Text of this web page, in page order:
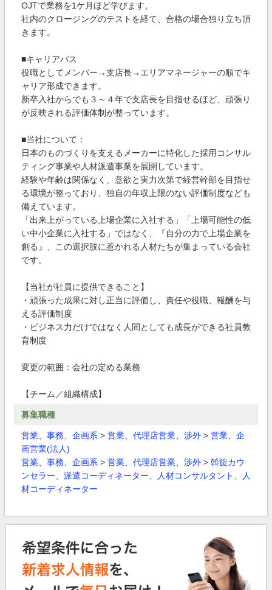
OJTで業務を1ケ月ほど学びます。
社内のクロージングのテストを経て、合格の場合独り立ち頂
きます。
■キャリアパス
役職としてメンバー→支店長→エリアマネージャーの順でキ
ャリア形成できます。
新卒入社からでも３～４年で支店長を目指せるほど、頑張り
が反映される評価体制が整っています。
■当社について：
日本のものづくりを支えるメーカーに特化した採用コンサル
ティング事業や人材派遣事業を展開しています。
経験や年齢は関係なく、意欲と実力次第で経営幹部を目指せ
る環境が整っており、独自の年収上限のない評価制度なども
備えています。
「出来上がっている上場企業に入社する」「上場可能性の低
い中小企業に入社する」ではなく、『自分の力で上場企業を
創る』、この選択肢に惹かれる人材たちが集まっている会社
です。
【当社が社員に提供できること】
・頑張った成果に対し正当に評価し、責任や役職、報酬を与
える評価制度
・ビジネス力だけではなく人間としても成長ができる社員教
育制度
変更の範囲：会社の定める業務
【チーム／組織構成】
募集職種
営業、事務、企画系 > 営業、代理店営業、渉外 > 営業、企
画営業(法人)
営業、事務、企画系 > 営業、代理店営業、渉外 > 斡旋カウ
ンセラー、派遣コーディネーター、人材コンサルタント、人
材コーディネーター